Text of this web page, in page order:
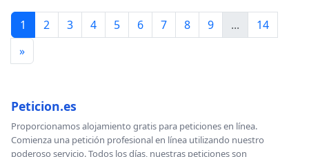
1 2 3 4 5 6 7 8 9 ...
14
»
Peticion.es
Proporcionamos alojamiento gratis para peticiones en línea.
Comienza una petición profesional en línea utilizando nuestro
poderoso servicio. Todos los días, nuestras peticiones son